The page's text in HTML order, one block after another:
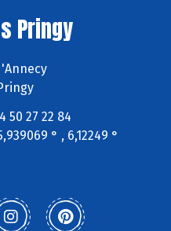
Pringy
50 27 22 84
° , 6,12249 °